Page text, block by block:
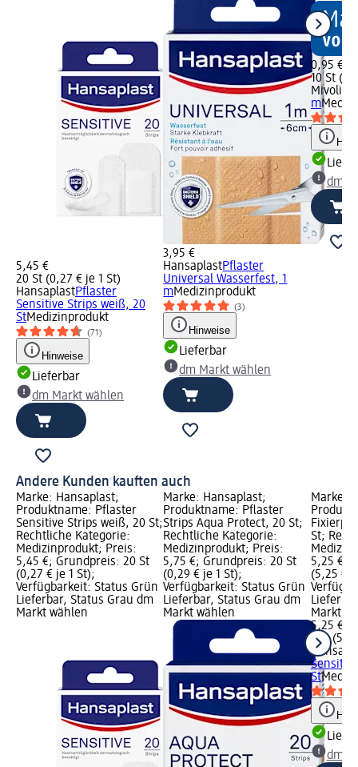
5,45 €
20 St (0,27 € je 1 St)
HansaplastPflaster
Sensitive Strips weiß, 20
StMedizinprodukt
(71)
Hinweise
Lieferbar
dm Markt wählen
3,95 €
HansaplastPflaster
Universal Wasserfest, 1
mMedizinprodukt
(3)
Hinweise
Lieferbar
dm Markt wählen
0,95 €
10 St
Mivolis
m
dm
Andere Kunden kauften auch
Marke: Hansaplast;
Produktname: Pflaster
Sensitive Strips weiß, 20 St;
Rechtliche Kategorie:
Medizinprodukt; Preis:
5,45 €; Grundpreis: 20 St
(0,27 € je 1 St);
Verfügbarkeit: Status Grün
Lieferbar, Status Grau dm
Markt wählen
Marke: Hansaplast;
Produktname: Pflaster
Strips Aqua Protect, 20 St;
Rechtliche Kategorie:
Medizinprodukt; Preis:
5,75 €; Grundpreis: 20 St
(0,29 € je 1 St);
Verfügbarkeit: Status Grün
Lieferbar, Status Grau dm
Markt wählen
Marke:
St;
5,25 €;
(5,25 €
Markt
5,25 €
1 St
St
dm